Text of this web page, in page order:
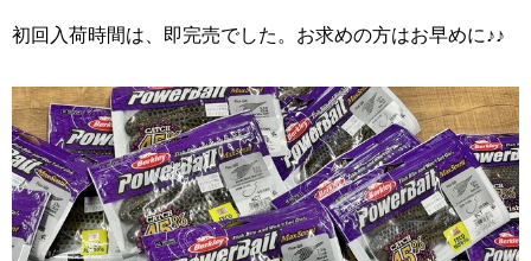
初回入荷時間は、即完売でした。お求めの方はお早めに♪♪